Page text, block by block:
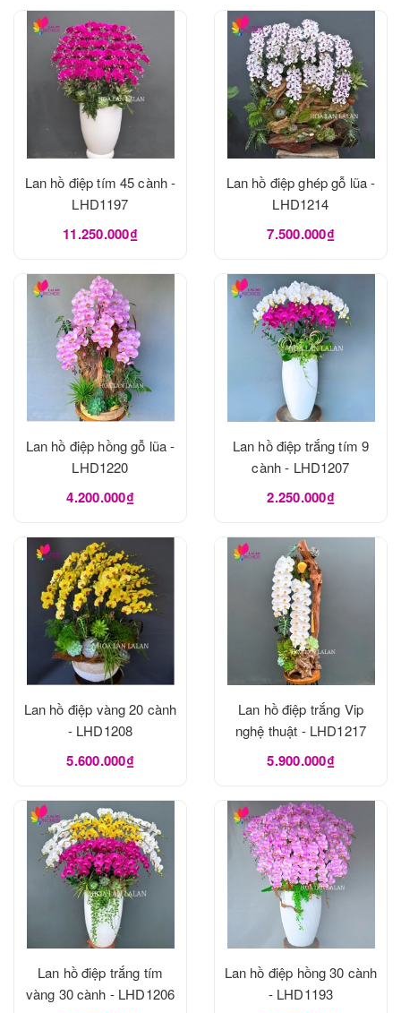
Lan hồ điệp tím 45 cành -
LHD1197
11.250.000₫
Lan hồ điệp ghép gỗ lũa -
LHD1214
7.500.000₫
Lan hồ điệp hồng gỗ lũa -
LHD1220
4.200.000₫
Lan hồ điệp trắng tím 9
cành - LHD1207
2.250.000₫
Lan hồ điệp vàng 20 cành
- LHD1208
5.600.000₫
Lan hồ điệp trắng Vip
nghệ thuật - LHD1217
5.900.000₫
Lan hồ điệp trắng tím
vàng 30 cành - LHD1206
Lan hồ điệp hồng 30 cành
- LHD1193